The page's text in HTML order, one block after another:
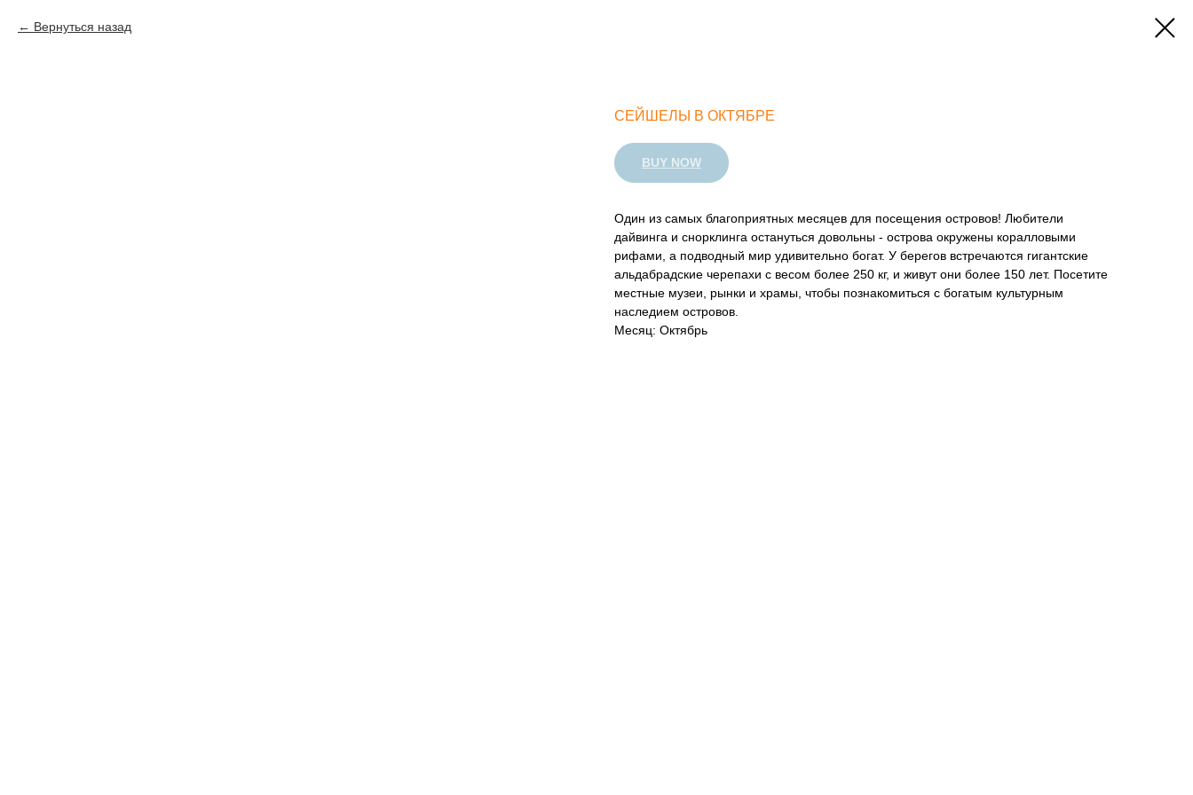
Вернуться назад
СЕЙШЕЛЫ В ОКТЯБРЕ
BUY NOW
Один из самых благоприятных месяцев для посещения островов! Любители
дайвинга и снорклинга остануться довольны - острова окружены коралловыми
рифами, а подводный мир удивительно богат. У берегов встречаются гигантские
альдабрадские черепахи с весом более 250 кг, и живут они более 150 лет. Посетите
местные музеи, рынки и храмы, чтобы познакомиться с богатым культурным
наследием островов.
Месяц: Октябрь